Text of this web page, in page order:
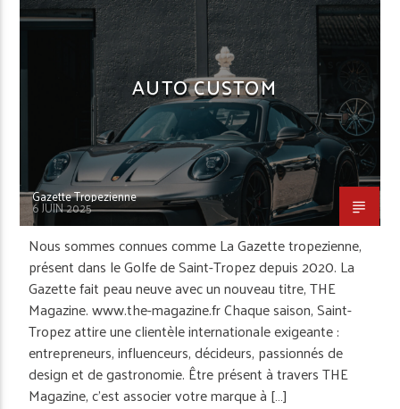
VOITURE - MOTO
AUTO CUSTOM
Gazette Tropezienne
6 JUIN 2025
Nous sommes connues comme La Gazette tropezienne,
présent dans le Golfe de Saint-Tropez depuis 2020. La
Gazette fait peau neuve avec un nouveau titre, THE
Magazine. www.the-magazine.fr Chaque saison, Saint-
Tropez attire une clientèle internationale exigeante :
entrepreneurs, influenceurs, décideurs, passionnés de
design et de gastronomie. Être présent à travers THE
Magazine, c’est associer votre marque à […]